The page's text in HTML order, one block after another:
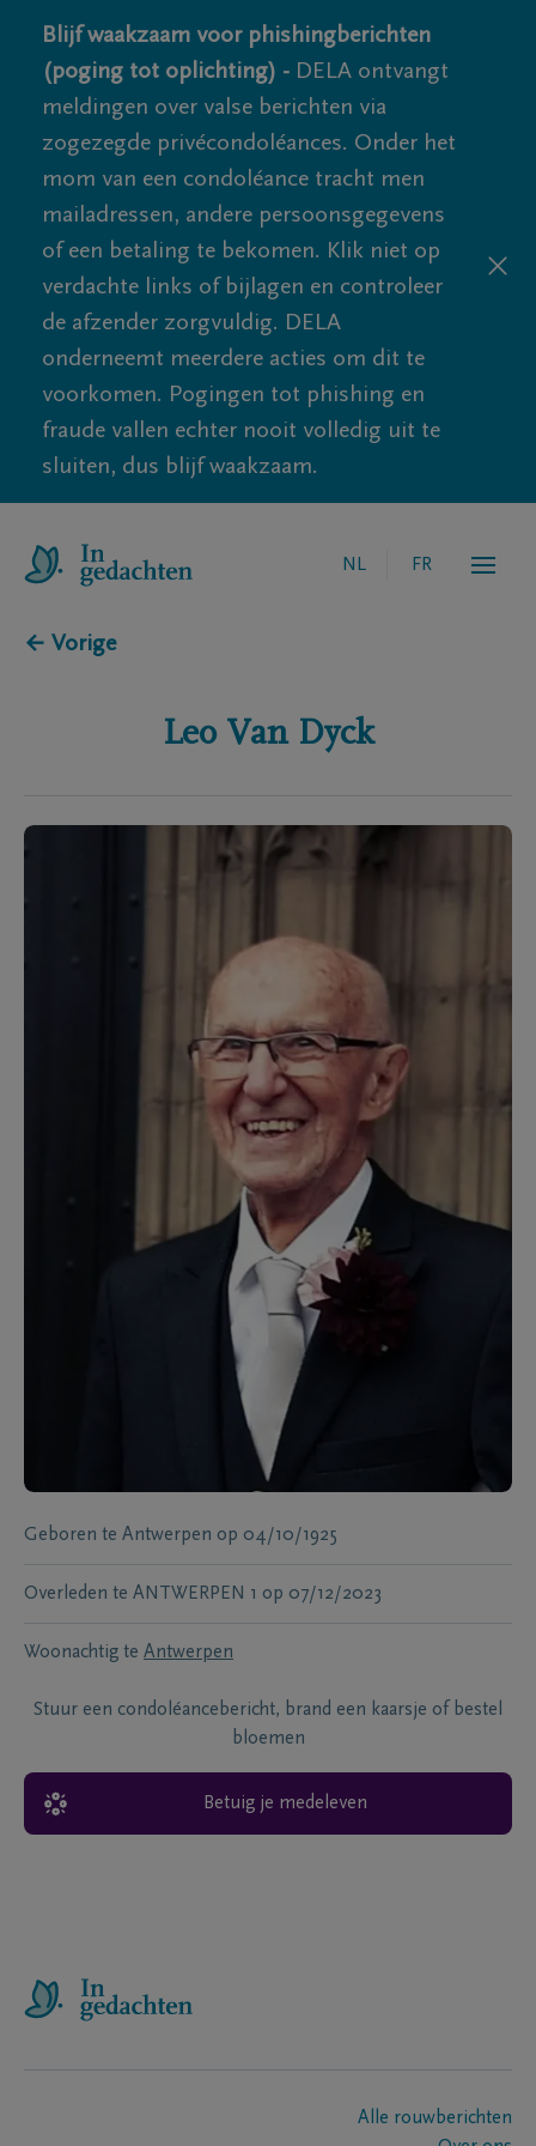
Blijf waakzaam voor phishingberichten
(poging tot oplichting) - DELA ontvangt
meldingen over valse berichten via
zogezegde privécondoléances. Onder het
mom van een condoléance tracht men
mailadressen, andere persoonsgegevens
of een betaling te bekomen. Klik niet op
verdachte links of bijlagen en controleer
de afzender zorgvuldig. DELA
onderneemt meerdere acties om dit te
voorkomen. Pogingen tot phishing en
fraude vallen echter nooit volledig uit te
sluiten, dus blijf waakzaam.
NL FR
← Vorige
Leo Van Dyck
Geboren te Antwerpen op 04/10/1925
Overleden te ANTWERPEN 1 op 07/12/2023
Woonachtig te Antwerpen
Stuur een condoléancebericht, brand een kaarsje of bestel
bloemen
Betuig je medeleven
Alle rouwberichten